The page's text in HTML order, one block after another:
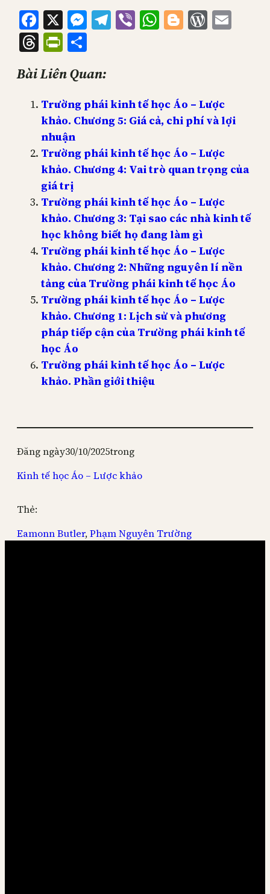
Facebook
X Messenger
Telegram
ViberWhatsApp
Blogger
ThreadsPrintFriendly
Bài Liên Quan:
Trường phái kinh tế học Áo – Lược
khảo. Chương 5: Giá cả, chi phí và lợi
nhuận
Trường phái kinh tế học Áo – Lược
khảo. Chương 4: Vai trò quan trọng của
giá trị
Trường phái kinh tế học Áo – Lược
khảo. Chương 3: Tại sao các nhà kinh tế
học không biết họ đang làm gì
Trường phái kinh tế học Áo – Lược
khảo. Chương 2: Những nguyên lí nền
tảng của Trường phái kinh tế học Áo
Trường phái kinh tế học Áo – Lược
khảo. Chương 1: Lịch sử và phương
pháp tiếp cận của Trường phái kinh tế
học Áo
Trường phái kinh tế học Áo – Lược
khảo. Phần giới thiệu
Đăng ngày30/10/2025trong
Kinh tế học Áo – Lược khảo
Thẻ:
Eamonn Butler, Phạm Nguyên Trường